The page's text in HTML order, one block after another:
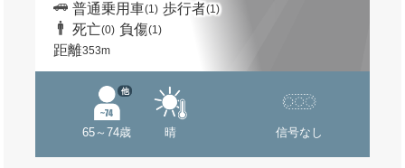
普通乗用車(1) 歩行者(1)
死亡(0) 負傷(1)
距離353m
65～74歳
他
晴 信号なし